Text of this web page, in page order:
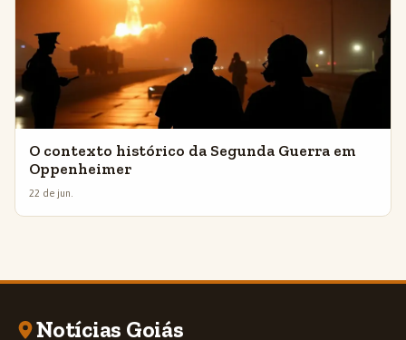
O contexto histórico da Segunda Guerra em
Oppenheimer
22 de jun.
Notícias Goiás